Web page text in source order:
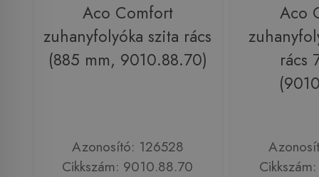
Aco Comfort
zuhanyfolyóka szita rács
(885 mm, 9010.88.70)
Azonosító: 126528
Cikkszám: 9010.88.70
Aco
rács